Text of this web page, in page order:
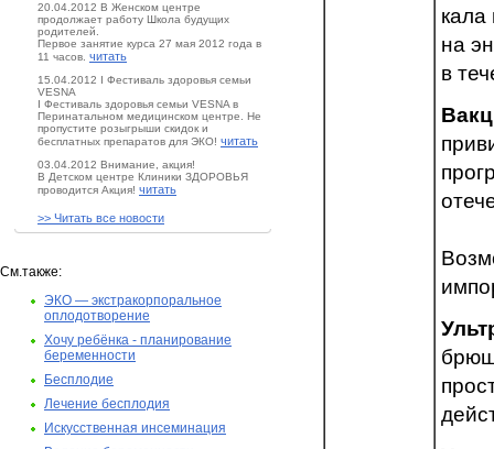
20.04.2012 В Женском центре
продолжает работу Школа будущих
родителей.
Первое занятие курса 27 мая 2012 года в
11 часов. читать
15.04.2012 I Фестиваль здоровья семьи
VESNA
I Фестиваль здоровья семьи VESNA в
Перинатальном медицинском центре. Не
пропустите розыгрыши скидок и
бесплатных препаратов для ЭКО! читать
03.04.2012 Внимание, акция!
В Детском центре Клиники ЗДОРОВЬЯ
проводится Акция! читать
>> Читать все новости
См.также:
ЭКО — экстракорпоральное
оплодотворение
Хочу ребёнка - планирование
беременности
Бесплодие
Лечение бесплодия
Искусственная инсеминация
кала
на
в